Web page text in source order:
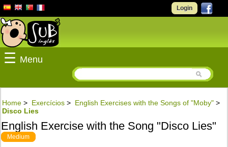
Login
☰ Menu
Home > Exercícios > English Exercises with the Songs of "Moby" >
Disco Lies
English Exercise with the Song "Disco Lies"
Medium